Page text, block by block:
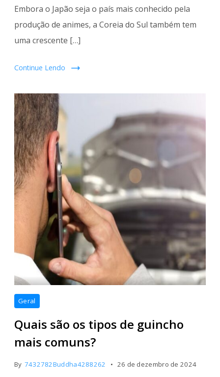
Embora o Japão seja o país mais conhecido pela
produção de animes, a Coreia do Sul também tem
uma crescente […]
Continue Lendo
Geral
Quais são os tipos de guincho
mais comuns?
By 7432782Buddha4288262 26 de dezembro de 2024